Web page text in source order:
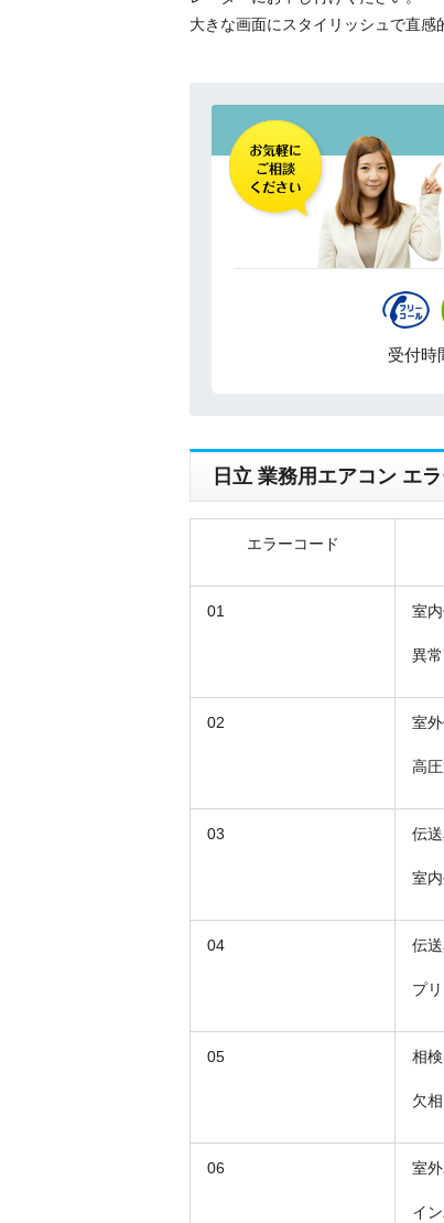
大きな画面にスタイリッシュで直感
受付時
日立 業務用エアコン エ
エラーコード
01 室
異
02 室
高
03 伝
室
04 伝
プ
05 相
欠
06 室
イ